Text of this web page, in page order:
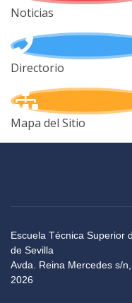
Noticias
Directorio
Mapa del Sitio
Escuela Técnica Superior
de Sevilla
Avda. Reina Mercedes s/
2026